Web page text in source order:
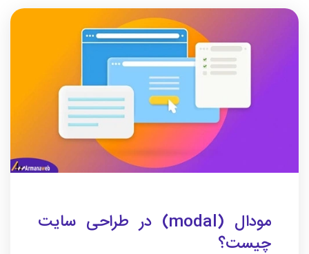
مودال (modal) در طراحی سایت
چیست؟